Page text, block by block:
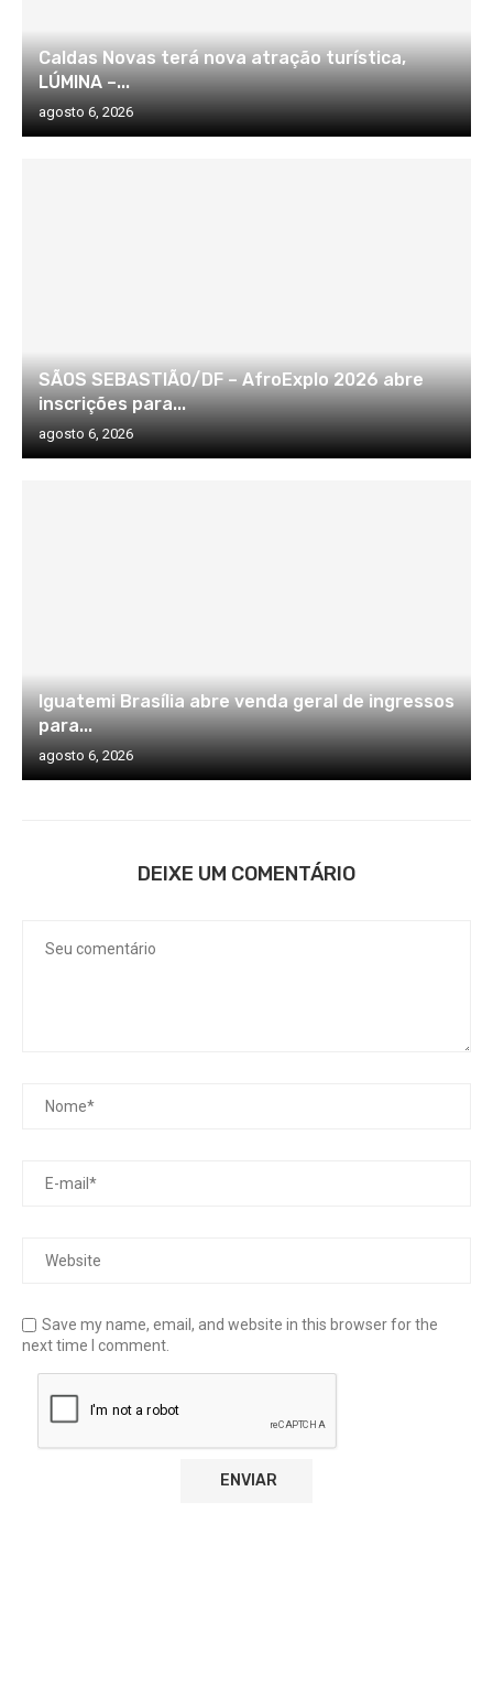
Caldas Novas terá nova atração turística,
LÚMINA –...
agosto 6, 2026
SÃOS SEBASTIÃO/DF – AfroExplo 2026 abre
inscrições para...
agosto 6, 2026
Iguatemi Brasília abre venda geral de ingressos
para...
agosto 6, 2026
DEIXE UM COMENTÁRIO
Save my name, email, and website in this browser for the
next time I comment.